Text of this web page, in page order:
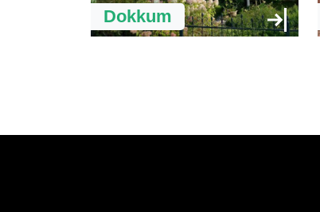
Dokkum